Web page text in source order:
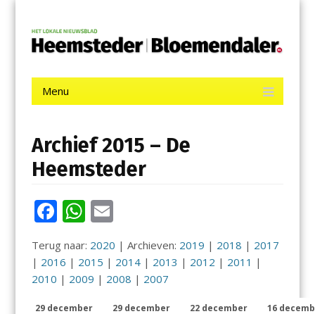
contentDe Heemsteder | Bloemendaler
Menu
Archief 2015 – De
Heemsteder
F
e
b
o
W
at
s
A
E
m
ai
l
Terug naar: 2020 | Archieven: 2019 | 2018 | 2017
| 2016 | 2015 | 2014| 2013 | 2012 | 2011 |
2010 | 2009 | 2008 | 2007
29 december
29 december
22 december 16